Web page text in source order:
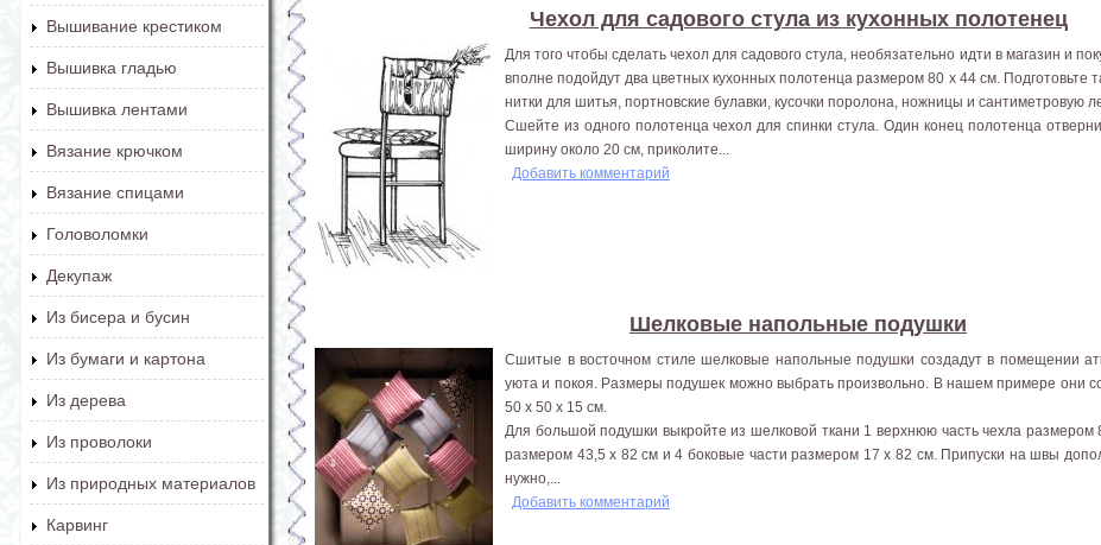
Вышивание крестиком
Вышивка гладью
Вышивка лентами
Вязание крючком
Вязание спицами
Головоломки
Декупаж
Из бисера и бусин
Из бумаги и картона
Из дерева
Из проволоки
Из природных материалов
Карвинг
Чехол для садового стула из кухонных полотенец
Для того чтобы сделать чехол для садового стула, необязательно идти в магазин и
вполне подойдут два цветных кухонных полотенца размером 80 х 44 см. Подготовьте
нитки для шитья, портновские булавки, кусочки поролона, ножницы и сантиметровую
Сшейте из одного полотенца чехол для спинки стула. Один конец полотенца
ширину около 20 см, приколите...
Добавить комментарий
Шелковые напольные подушки
Сшитые в восточном стиле шелковые напольные подушки создадут в помещении
уюта и покоя. Размеры подушек можно выбрать произвольно. В нашем примере они
50 х 50 х 15 см.
Для большой подушки выкройте из шелковой ткани 1 верхнюю часть чехла размером
размером 43,5 х 82 см и 4 боковые части размером 17 х 82 см. Припуски на швы
нужно,...
Добавить комментарий